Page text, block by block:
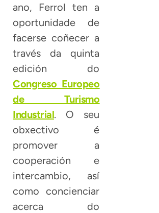
ano, Ferrol ten a
oportunidade de
facerse coñecer a
través da quinta
edición do
Congreso Europeo
de Turismo
Industrial. O seu
obxectivo é
promover a
cooperación e
intercambio, así
como concienciar
acerca do